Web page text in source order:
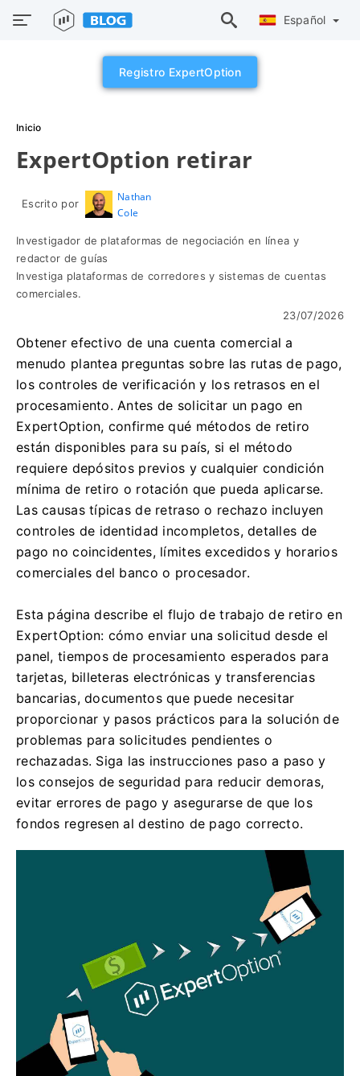
Español
Registro ExpertOption
Inicio
ExpertOption retirar
Escrito por
Nathan
Cole
Investigador de plataformas de negociación en línea y
redactor de guías
Investiga plataformas de corredores y sistemas de cuentas
comerciales.
23/07/2026
Obtener efectivo de una cuenta comercial a
menudo plantea preguntas sobre las rutas de pago,
los controles de verificación y los retrasos en el
procesamiento. Antes de solicitar un pago en
ExpertOption, confirme qué métodos de retiro
están disponibles para su país, si el método
requiere depósitos previos y cualquier condición
mínima de retiro o rotación que pueda aplicarse.
Las causas típicas de retraso o rechazo incluyen
controles de identidad incompletos, detalles de
pago no coincidentes, límites excedidos y horarios
comerciales del banco o procesador.
Esta página describe el flujo de trabajo de retiro en
ExpertOption: cómo enviar una solicitud desde el
panel, tiempos de procesamiento esperados para
tarjetas, billeteras electrónicas y transferencias
bancarias, documentos que puede necesitar
proporcionar y pasos prácticos para la solución de
problemas para solicitudes pendientes o
rechazadas. Siga las instrucciones paso a paso y
los consejos de seguridad para reducir demoras,
evitar errores de pago y asegurarse de que los
fondos regresen al destino de pago correcto.